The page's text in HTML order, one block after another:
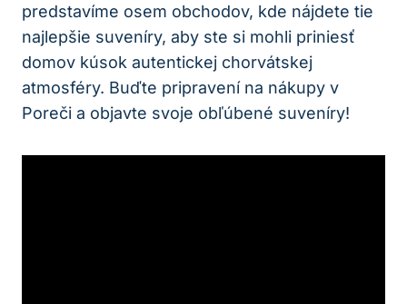
predstavíme osem obchodov, kde nájdete tie
najlepšie suveníry, aby ste si mohli priniesť
domov kúsok autentickej chorvátskej
atmosféry. Buďte pripravení na nákupy v
Poreči a objavte svoje obľúbené suveníry!